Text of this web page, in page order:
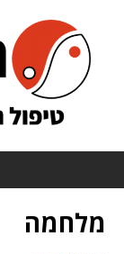
מלחמה